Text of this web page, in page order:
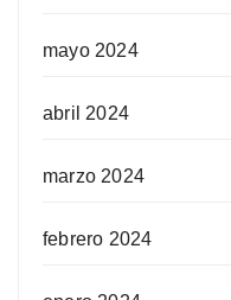
mayo 2024
abril 2024
marzo 2024
febrero 2024